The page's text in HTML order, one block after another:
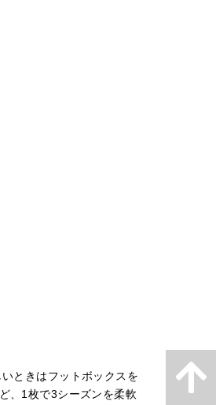
ときはフットボックスを
、1枚で3シーズンを柔軟